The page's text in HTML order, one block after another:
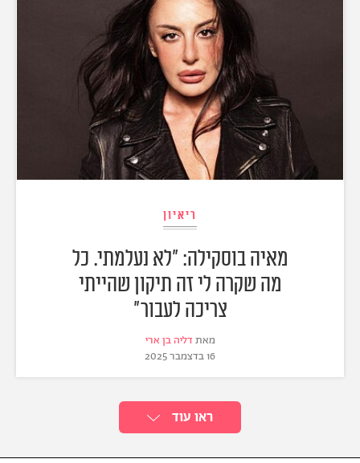
ריאיון
מאיה בוסקילה: "לא נעלמתי. כל
מה שקרה לי זה תיקון שהייתי
צריכה לעבור"
מאת דליה בן ארי
16 בדצמבר 2025
ראו עוד